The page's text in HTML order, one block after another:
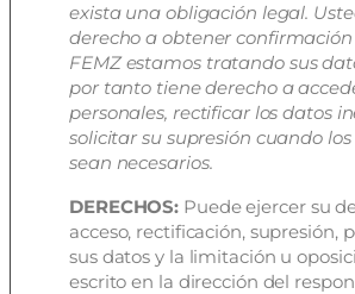
exista una obligación legal.
derecho a obtener confirmación
FEMZ estamos tratando sus
por tanto tiene derecho a
personales, rectificar los datos
solicitar su supresión cuando
sean necesarios.
DERECHOS: Puede ejercer su
acceso, rectificación, supresión,
sus datos y la limitación u
escrito en la dirección del